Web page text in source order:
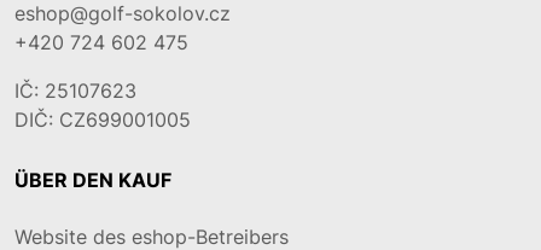
eshop@golf-sokolov.cz
+420 724 602 475
IČ: 25107623
DIČ: CZ699001005
ÜBER DEN KAUF
Website des eshop-Betreibers